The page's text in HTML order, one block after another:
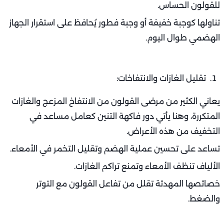
للقولون الحساس.
تناولها كوجبة خفيفة أو وجبة فطور يُحافظ على استقرار الجهاز
الهضمي طوال اليوم.
تقليل الغازات والانتفاخات:
يعاني الكثير من مرضى القولون من الانتفاخ المزعج والغازات
المتكررة، وهنا يأتي دور فاكهة التنين كعامل مساعد في
التخفيف من هذه الأعراض.
تساعد على تحسين عملية الهضم وتقليل التخمر في الأمعاء.
الألياف تنظف الأمعاء وتمنع تراكم الغازات.
خصائصها المهدئة تقلل من تفاعل القولون مع التوتر
والضغط.